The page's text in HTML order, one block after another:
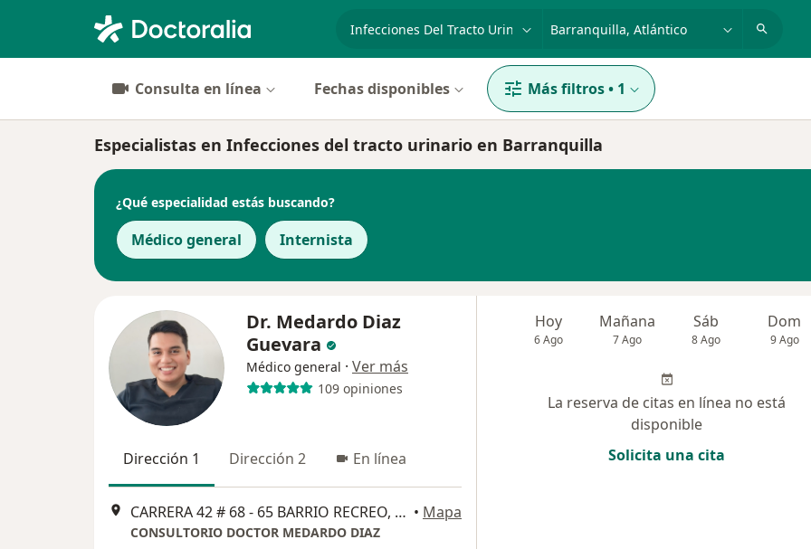
Consulta en línea Fechas disponibles Más filtros• 1
Especialistas en Infecciones del tracto urinario en Barranquilla
¿Qué especialidad estás buscando?
Médico general Internista
Dr. Medardo Diaz
Guevara
Médico general · Ver más
109 opiniones
Dirección 1 Dirección 2 En línea
CARRERA 42 # 68 - 65 BARRIO RECREO, Barranquilla • Mapa
CONSULTORIO DOCTOR MEDARDO DIAZ
Hoy
6 Ago
Mañana
7 Ago
Sáb
8 Ago
Dom
9 Ago
La reserva de citas en línea no está
disponible
Solicita una cita